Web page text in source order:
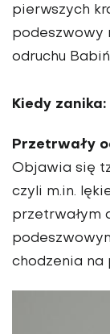
pierwszych
podeszwowy
odruchu
Kiedy zanika:
Przetrwały
Objawia się
czyli m.in.
przetrwałym
chodzenia na